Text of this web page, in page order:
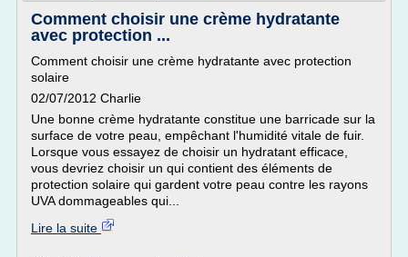
Comment choisir une crème hydratante
avec protection ...
Comment choisir une crème hydratante avec protection
solaire
02/07/2012 Charlie
Une bonne crème hydratante constitue une barricade sur la
surface de votre peau, empêchant l'humidité vitale de fuir.
Lorsque vous essayez de choisir un hydratant efficace,
vous devriez choisir un qui contient des éléments de
protection solaire qui gardent votre peau contre les rayons
UVA dommageables qui...
Lire la suite